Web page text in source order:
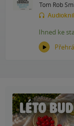
Tom Rob
Ihned ke